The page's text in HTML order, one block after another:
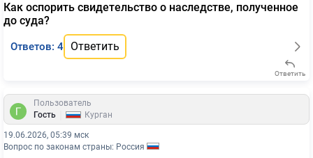
Как оспорить свидетельство о наследстве, полученное
до суда?
Ответов: 4 Ответить
Ответить
Пользователь
Гость
Курган
19.06.2026, 05:39 мск
Вопрос по законам страны: Россия